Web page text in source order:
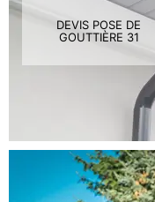
DEVIS POSE DE
GOUTTIÈRE 31